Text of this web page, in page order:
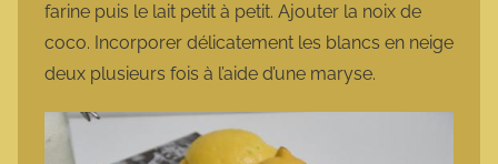
farine puis le lait petit à petit. Ajouter la noix de
coco. Incorporer délicatement les blancs en neige
deux plusieurs fois à l’aide d’une maryse.